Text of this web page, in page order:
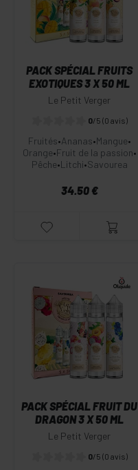
PACK SPÉCIAL FRUITS
EXOTIQUES 3 X 50 ML
Le Petit Verger
0/5 (0 avis)
Fruités•Ananas•Mangue•
Orange•Fruit de la passion•
Pêche•Litchi•Savourea
34.50 €
PACK SPÉCIAL FRUIT DU
DRAGON 3 X 50 ML
Le Petit Verger
0/5 (0 avis)